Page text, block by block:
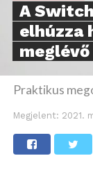
A
elhúzza
Praktikus
Megjelent: 2021.